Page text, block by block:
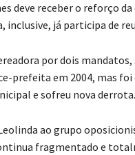
deve receber o reforço
inclusive, já participa de
por dois
prefeita em 2004, mas
e sofreu nova derrota.
ao grupo
fragmentado e